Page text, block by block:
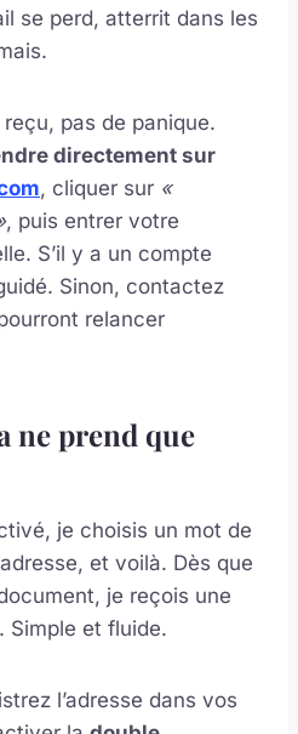
se perd, atterrit dans les
reçu, pas de panique.
directement sur
, cliquer sur «
, puis entrer votre
S’il y a un compte
Sinon, contactez
relancer
ne prend que
je choisis un mot de
et voilà. Dès que
je reçois une
Simple et fluide.
l’adresse dans vos